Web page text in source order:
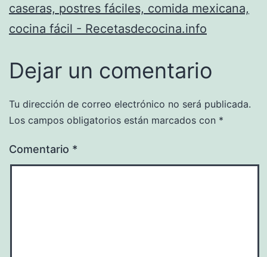
caseras, postres fáciles, comida mexicana,
cocina fácil - Recetasdecocina.info
Dejar un comentario
Tu dirección de correo electrónico no será publicada.
Los campos obligatorios están marcados con *
Comentario *